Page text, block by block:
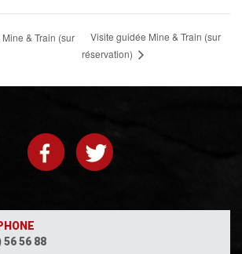
& Train (sur
Visite guidée Mine & Train (sur
réservation)
56 56 88